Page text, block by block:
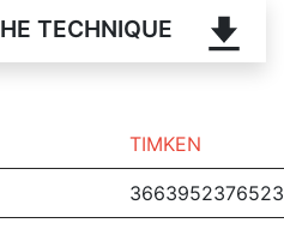
TECHNIQUE
TIMKEN
3663952376523